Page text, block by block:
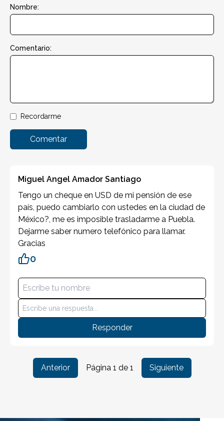
Nombre:
Comentario:
Recordarme
Comentar
Miguel Angel Amador Santiago
Tengo un cheque en USD de mi pensión de ese
país, puedo cambiarlo con ustedes en la ciudad de
México?, me es imposible trasladarme a Puebla.
Dejarme saber numero telefónico para llamar.
Gracias
0
Responder
Anterior Página 1 de 1 Siguiente